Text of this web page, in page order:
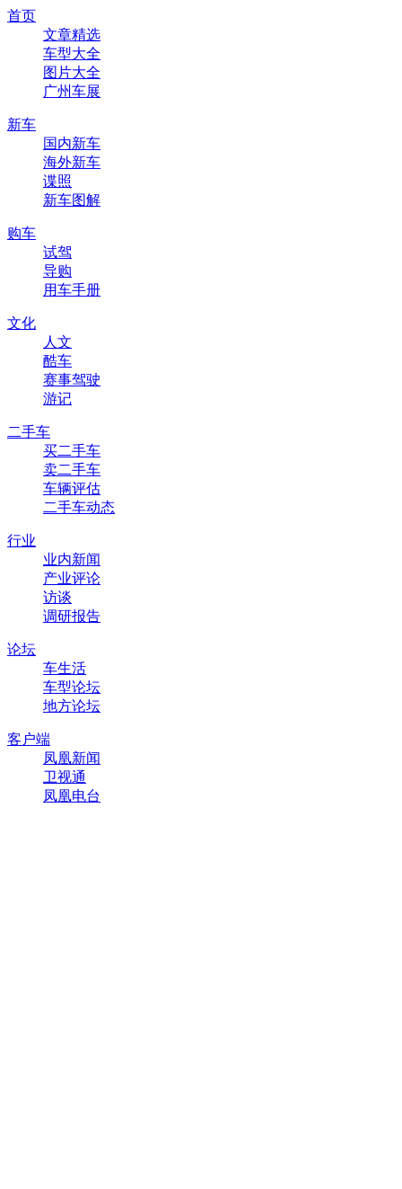
首页
文章精选
车型大全
图片大全
广州车展
新车
国内新车
海外新车
谍照
新车图解
购车
试驾
导购
用车手册
文化
人文
酷车
赛事驾驶
游记
二手车
买二手车
卖二手车
车辆评估
二手车动态
行业
业内新闻
产业评论
访谈
调研报告
论坛
车生活
车型论坛
地方论坛
客户端
凤凰新闻
卫视通
凤凰电台